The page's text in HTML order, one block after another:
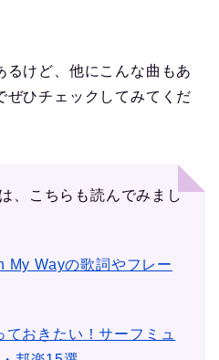
るけど、他にこんな曲もあ
ぜひチェックしてみてくだ
、こちらも読んでみまし
My Wayの歌詞やフレー
ておきたい！サーフミュ